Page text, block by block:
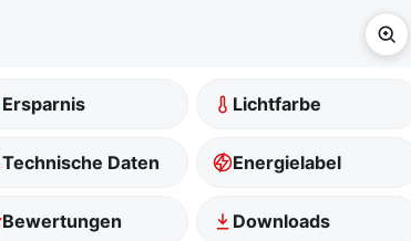
Ersparnis Lichtfarbe
Technische Daten Energielabel
Bewertungen Downloads